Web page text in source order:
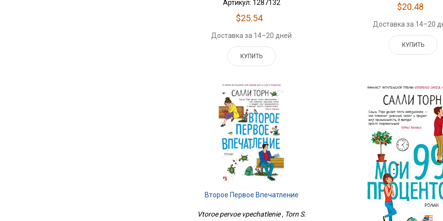
Артикул: 1287132
$25.54
Доставка за 14–20 дней
КУПИТЬ
$20.48
Доставка за 14–20
КУПИТЬ
Второе Первое Впечатление
Vtoroe pervoe vpechatlenie , Torn S.